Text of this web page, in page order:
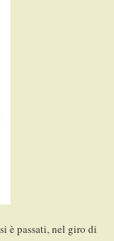
è passati, nel giro di